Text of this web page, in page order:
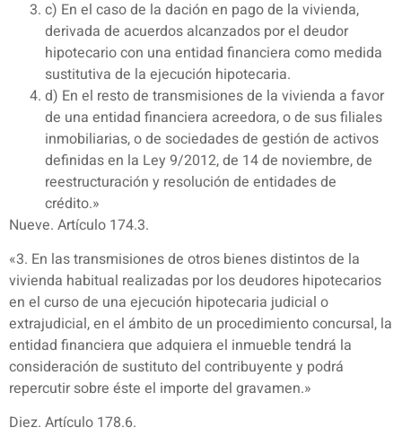
c) En el caso de la dación en pago de la vivienda,
derivada de acuerdos alcanzados por el deudor
hipotecario con una entidad financiera como medida
sustitutiva de la ejecución hipotecaria.
d) En el resto de transmisiones de la vivienda a favor
de una entidad financiera acreedora, o de sus filiales
inmobiliarias, o de sociedades de gestión de activos
definidas en la Ley 9/2012, de 14 de noviembre, de
reestructuración y resolución de entidades de
crédito.»
Nueve. Artículo 174.3.
«3. En las transmisiones de otros bienes distintos de la
vivienda habitual realizadas por los deudores hipotecarios
en el curso de una ejecución hipotecaria judicial o
extrajudicial, en el ámbito de un procedimiento concursal, la
entidad financiera que adquiera el inmueble tendrá la
consideración de sustituto del contribuyente y podrá
repercutir sobre éste el importe del gravamen.»
Diez. Artículo 178.6.